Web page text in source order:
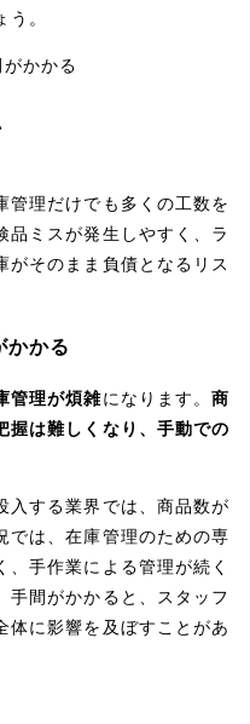
。
かかる
管理だけでも多くの工数を
品ミスが発生しやすく、ラ
がそのまま負債となるリス
かかる
管理が煩雑になります。商
握は難しくなり、手動での
入する業界では、商品数が
では、在庫管理のための専
手作業による管理が続く
手間がかかると、スタッフ
体に影響を及ぼすことがあ